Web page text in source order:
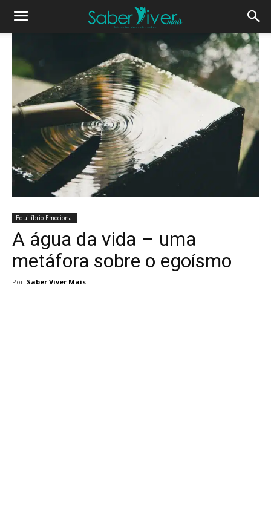
Equilíbrio Emocional
A água da vida – uma
metáfora sobre o egoísmo
Por Saber Viver Mais -